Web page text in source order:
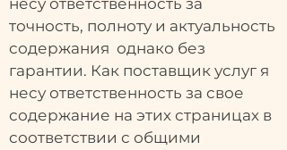
несу ответственность за
точность, полноту и актуальность
содержания однако без
гарантии. Как поставщик услуг я
несу ответственность за свое
содержание на этих страницах в
соответствии с общими